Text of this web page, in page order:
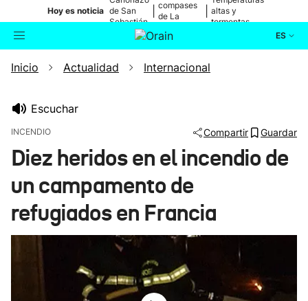
Hoy es noticia de San
Sebastián
compases
de La
altas y
tormentas
ES
Buscador Actualidad
Ikusmiran
Eguraldia
Inicio Actualidad Internacional
Escuchar
INCENDIO Compartir Guardar
Diez heridos en el incendio de
un campamento de
refugiados en Francia